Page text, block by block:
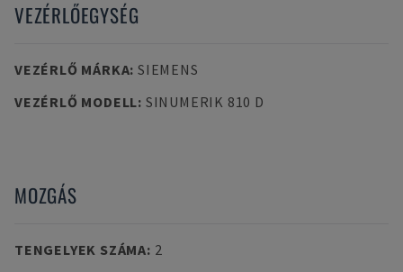
VEZÉRLŐEGYSÉG
VEZÉRLŐ MÁRKA: SIEMENS
VEZÉRLŐ MODELL: SINUMERIK 810 D
MOZGÁS
TENGELYEK SZÁMA: 2